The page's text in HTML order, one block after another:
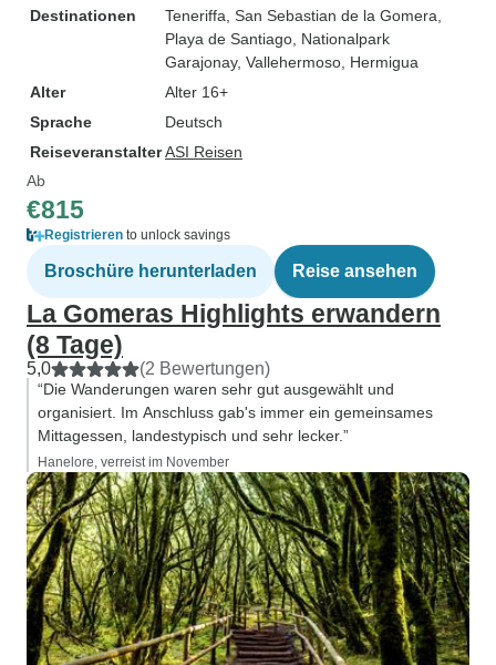
Destinationen
Teneriffa , San Sebastian de la Gomera
Playa de Santiago , Nationalpark
Garajonay, Vallehermoso , Hermigua
Alter
Alter 16+
Sprache
Deutsch
ReiseveranstalterASI Reisen
Ab
€815
Registrieren to unlock savings
Broschüre herunterladen Reise ansehen
La Gomeras Highlights erwandern
(8 Tage)
5,0 (2 Bewertungen)
“Die Wanderungen waren sehr gut ausgewählt und
organisiert. Im Anschluss gab's immer ein gemeinsames
Mittagessen, landestypisch und sehr lecker.”
Hanelore, verreist im November